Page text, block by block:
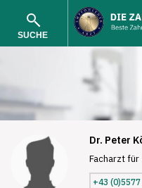
SUCHE
SUCHEN
Dr. Peter
Facharzt für
+43